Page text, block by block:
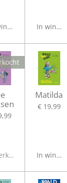
In
Matilda
€ 19,99
In